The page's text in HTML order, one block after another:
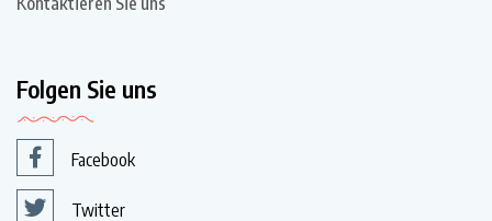
Folgen Sie uns
Facebook
Twitter